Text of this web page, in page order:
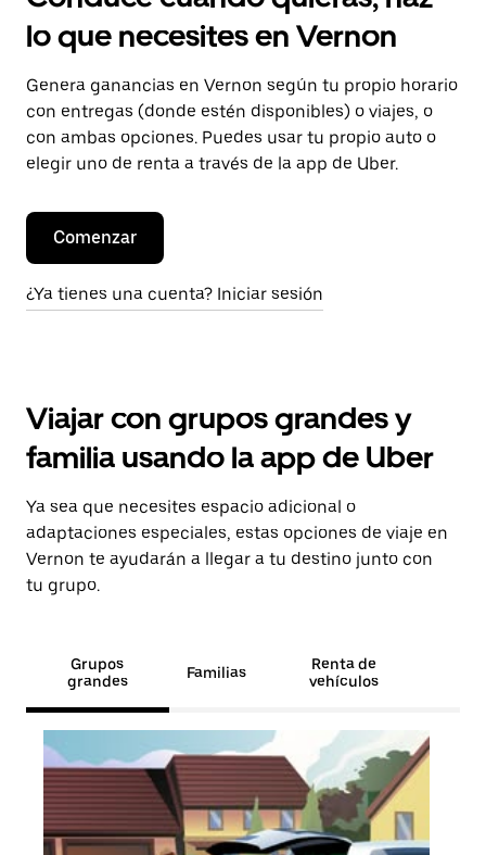
lo que necesites en Vernon
Genera ganancias en Vernon según tu propio horario
con entregas (donde estén disponibles) o viajes, o
con ambas opciones. Puedes usar tu propio auto o
elegir uno de renta a través de la app de Uber.
Comenzar
¿Ya tienes una cuenta? Iniciar sesión
Viajar con grupos grandes y
familia usando la app de Uber
Ya sea que necesites espacio adicional o
adaptaciones especiales, estas opciones de viaje en
Vernon te ayudarán a llegar a tu destino junto con
tu grupo.
Grupos
grandes
Familias
Renta de
vehículos